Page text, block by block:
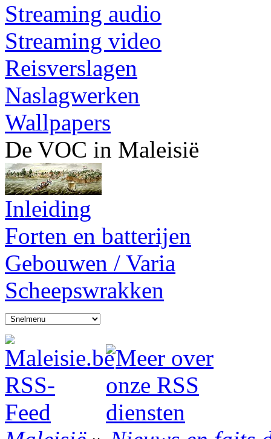
Streaming audio
Streaming video
Reisverslagen
Naslagwerken
Wallpapers
De VOC in Maleisië
Inleiding
Forten en batterijen
Gebouwen / Varia
Scheepswrakken